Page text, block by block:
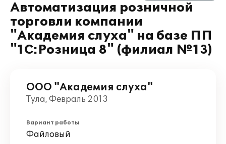
Автоматизация розничной
торговли компании
"Академия слуха" на базе ПП
"1С:Розница 8" (филиал №13)
ООО "Академия слуха"
Тула, Февраль 2013
Вариант работы
Файловый